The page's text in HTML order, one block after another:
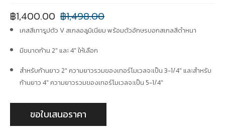
฿1,498.00
฿1,400.00
เคสสีเทารูปตัว V สเกลอลูมิเนียม พร้อมตัวอักษรบอกสเกลสีดำหนา
มีขนาดก้าน 2″ และ 4″ ให้เลือก
สำหรับก้านยาว 2″ ความยาวรวมของเทอร์โมเวลจะเป็น 3-1/4″ และสำหรับ
ก้านยาว 4″ ความยาวรวมของเทอร์โมเวลจะเป็น 5-1/4″
ขอใบเสนอราคา